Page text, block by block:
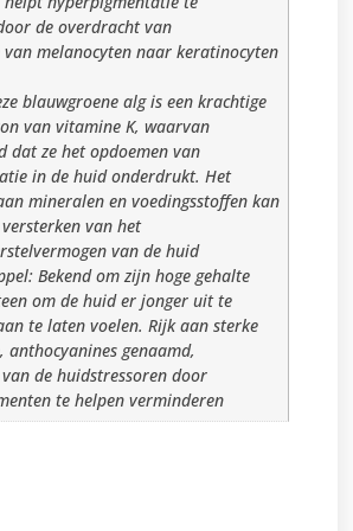
de overdracht van
van melanocyten naar keratinocyten
blauwgroene alg is een krachtige
van vitamine K, waarvan
dat ze het opdoemen van
in de huid onderdrukt. Het
mineralen en voedingsstoffen kan
van het
van de huid
Bekend om zijn hoge gehalte
om de huid er jonger uit te
te laten voelen. Rijk aan sterke
genaamd,
de huidstressoren door
te helpen verminderen